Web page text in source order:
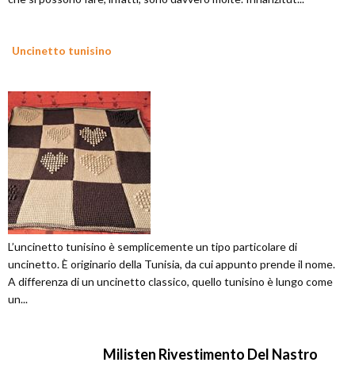
Uncinetto tunisino
L’uncinetto tunisino è semplicemente un tipo particolare di
uncinetto. È originario della Tunisia, da cui appunto prende il nome.
A differenza di un uncinetto classico, quello tunisino è lungo come
un...
Milisten Rivestimento Del Nastro